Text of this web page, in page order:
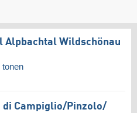
Alpbachtal Wildschönau
di Campiglio/​Pinzolo/​